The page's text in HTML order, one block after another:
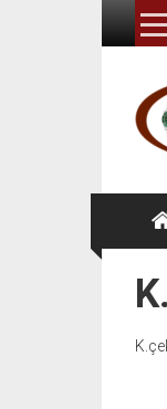
İçeriğe